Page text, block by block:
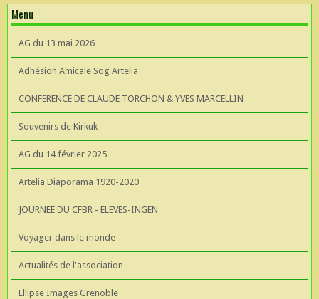
CONFERENCE DE CLAUDE TORCHON & YVES MARCELLIN A L'UIAD
AG 2026 du 13 mai
Menu
AG du 13 mai 2026
Adhésion Amicale Sog Artelia
CONFERENCE DE CLAUDE TORCHON & YVES MARCELLIN
Souvenirs de Kirkuk
AG du 14 février 2025
Artelia Diaporama 1920-2020
JOURNEE DU CFBR - ELEVES-INGEN
Voyager dans le monde
Actualités de l'association
Ellipse Images Grenoble